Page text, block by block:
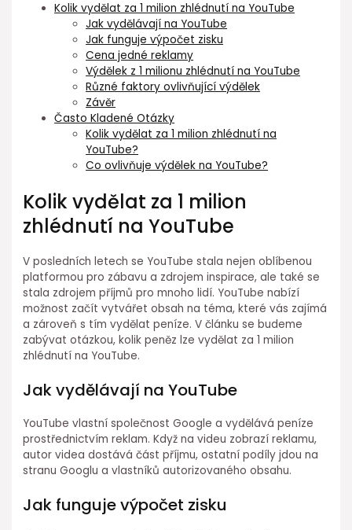
Kolik vydělat za 1 milion zhlédnutí na YouTube
Jak vydělávají na YouTube
Jak funguje výpočet zisku
Cena jedné reklamy
Výdělek z 1 milionu zhlédnutí na YouTube
Různé faktory ovlivňující výdělek
Závěr
Často Kladené Otázky
Kolik vydělat za 1 milion zhlédnutí na
YouTube?
Co ovlivňuje výdělek na YouTube?
Kolik vydělat za 1 milion
zhlédnutí na YouTube
V posledních letech se YouTube stala nejen oblíbenou
platformou pro zábavu a zdrojem inspirace, ale také se
stala zdrojem příjmů pro mnoho lidí. YouTube nabízí
možnost začít vytvářet obsah na téma, které vás zajímá
a zároveň s tím vydělat peníze. V článku se budeme
zabývat otázkou, kolik peněz lze vydělat za 1 milion
zhlédnutí na YouTube.
Jak vydělávají na YouTube
YouTube vlastní společnost Google a vydělává peníze
prostřednictvím reklam. Když na videu zobrazí reklamu,
autor videa dostává část příjmu, ostatní podíly jdou na
stranu Googlu a vlastníků autorizovaného obsahu.
Jak funguje výpočet zisku